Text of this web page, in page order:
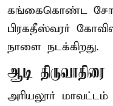
கங்கைகொண்ட
பிரகதீஸ்வரர்
நாளை நடக்கிறது.
ஆடி திருவாதிரை
அரியலூர்